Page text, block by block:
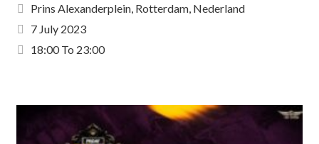
Prins Alexanderplein, Rotterdam, Nederland
7 July 2023
18:00 To 23:00